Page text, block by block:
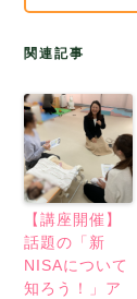
関連記事
【講座開催】
話題の「新
NISAについて
知ろう！」ア